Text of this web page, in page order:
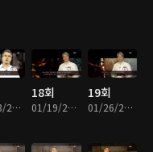
01/18/2016 • 6분
18회
01/19/2016 • 6분
19회
01/26/2016 • 6분